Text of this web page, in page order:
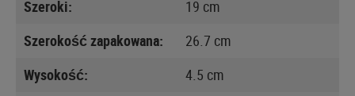
Szeroki:
19 cm
Szerokość zapakowana:
26.7 cm
Wysokość:
4.5 cm